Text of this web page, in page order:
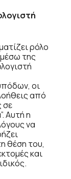
ρόλο
της
οι
από
σε
Αυτή η
να
θέση του,
και